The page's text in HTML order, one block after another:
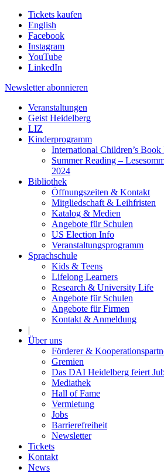
Tickets kaufen
English
Facebook
Instagram
YouTube
LinkedIn
Newsletter abonnieren
Veranstaltungen
Geist Heidelberg
LIZ
Kinderprogramm
International Children’s Book
Summer Reading –
2024
Bibliothek
Öffnungszeiten & Kontakt
Mitgliedschaft & Leihfristen
Katalog & Medien
Angebote für Schulen
US Election Info
Veranstaltungsprogramm
Sprachschule
Kids & Teens
Lifelong Learners
Research & University Life
Angebote für Schulen
Angebote für Firmen
Kontakt & Anmeldung
|
Über uns
Förderer &
Gremien
Das DAI Heidelberg feiert
Mediathek
Hall of Fame
Vermietung
Jobs
Barrierefreiheit
Newsletter
Tickets
Kontakt
News